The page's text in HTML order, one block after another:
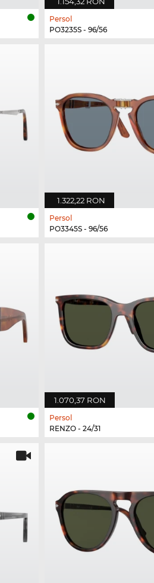
Persol
PO3235S - 96/56
1.322,22 RON
Persol
PO3345S - 96/56
1.070,37 RON
Persol
RENZO - 24/31